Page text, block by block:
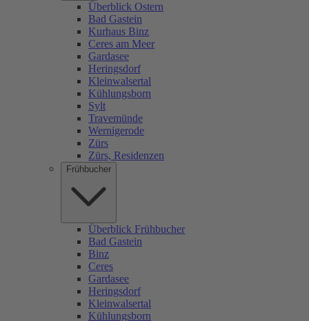
Überblick Ostern
Bad Gastein
Kurhaus Binz
Ceres am Meer
Gardasee
Heringsdorf
Kleinwalsertal
Kühlungsborn
Sylt
Travemünde
Wernigerode
Zürs
Zürs, Residenzen
Frühbucher
Überblick Frühbucher
Bad Gastein
Binz
Ceres
Gardasee
Heringsdorf
Kleinwalsertal
Kühlungsborn